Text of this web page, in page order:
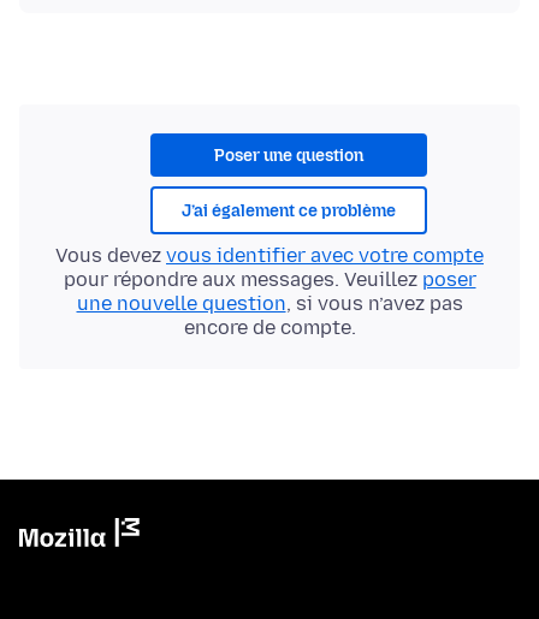
Poser une question
J’ai également ce problème
Vous devez vous identifier avec votre compte
pour répondre aux messages. Veuillez poser
une nouvelle question, si vous n’avez pas
encore de compte.